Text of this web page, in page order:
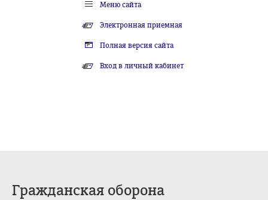
Меню сайта
Электронная приемная
Полная версия сайта
Вход в личный кабинет
Гражданская оборона